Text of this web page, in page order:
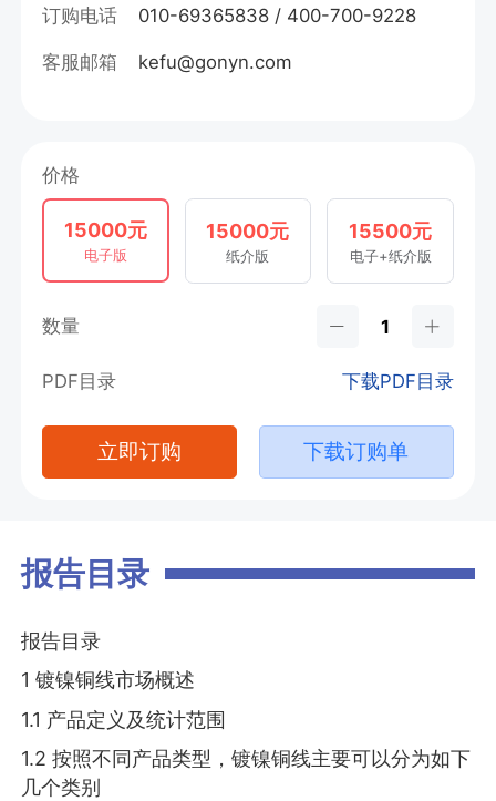
订购电话 010-69365838 / 400-700-9228
客服邮箱 kefu@gonyn.com
价格
15000元
电子版
15000元
纸介版
15500元
电子+纸介版
数量
PDF目录 下载PDF目录
立即订购 下载订购单
报告目录
报告目录
1 镀镍铜线市场概述
1.1 产品定义及统计范围
1.2 按照不同产品类型，镀镍铜线主要可以分为如下
几个类别